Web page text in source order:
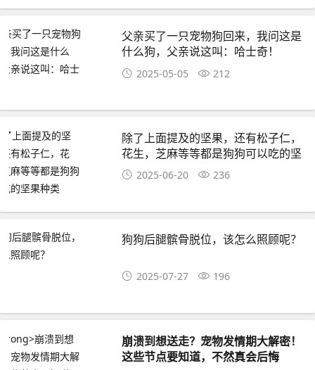
父亲买了一只宠物狗回来，我问这是
什么狗，父亲说这叫：哈士奇！
2025-05-05 212
️除了上面提及的坚果，还有松子仁，
花生，芝麻等等都是狗狗可以吃的坚
果种类
2025-06-20 236
狗狗后腿髌骨脱位，该怎么照顾呢？
2025-07-27 196
崩溃到想送走？宠物发情期大解密！
这些节点要知道，不然真会后悔